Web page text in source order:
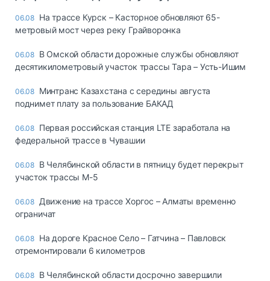
06.08 На трассе Курск – Касторное обновляют 65-
метровый мост через реку Грайворонка
06.08 В Омской области дорожные службы обновляют
десятикилометровый участок трассы Тара – Усть-Ишим
06.08 Минтранс Казахстана с середины августа
поднимет плату за пользование БАКАД
06.08 Первая российская станция LTE заработала на
федеральной трассе в Чувашии
06.08 В Челябинской области в пятницу будет перекрыт
участок трассы М-5
06.08 Движение на трассе Хоргос – Алматы временно
ограничат
06.08 На дороге Красное Село – Гатчина – Павловск
отремонтировали 6 километров
06.08 В Челябинской области досрочно завершили